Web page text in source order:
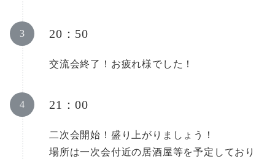
20：50
交流会終了！お疲れ様でした！
21：00
二次会開始！盛り上がりましょう！
場所は一次会付近の居酒屋等を予定しており